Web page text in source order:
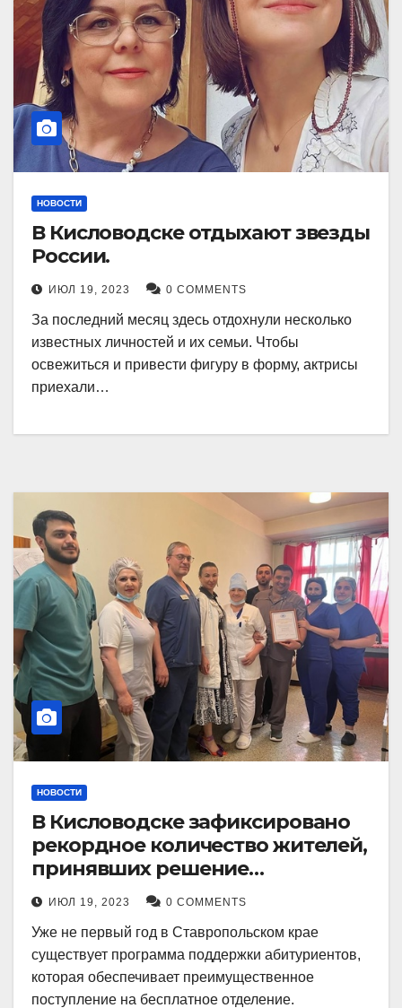
НОВОСТИ
В Кисловодске отдыхают звезды
России.
ИЮЛ 19, 2023 0 COMMENTS
За последний месяц здесь отдохнули несколько
известных личностей и их семьи. Чтобы
освежиться и привести фигуру в форму, актрисы
приехали…
НОВОСТИ
В Кисловодске зафиксировано
рекордное количество жителей,
принявших решение
воспользоваться
установленными мерами, с
целью поступления в
медицинский вуз в районе.
ИЮЛ 19, 2023 0 COMMENTS
Уже не первый год в Ставропольском крае
существует программа поддержки абитуриентов,
которая обеспечивает преимущественное
поступление на бесплатное отделение.